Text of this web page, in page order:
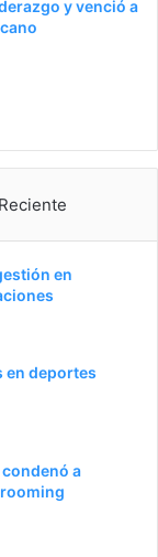
y venció a
Reciente
en
en deportes
a